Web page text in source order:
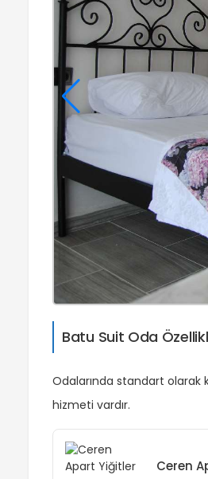
Batu Suit Oda
Odalarında standart olarak
hizmeti vardır.
Ceren